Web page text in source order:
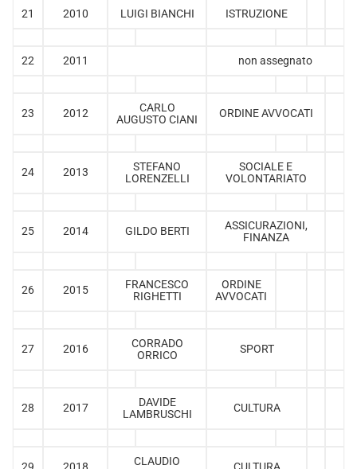
21 2010 LUIGI BIANCHI ISTRUZIONE
22 2011 non assegnato
23 2012
CARLO
AUGUSTO CIANI
ORDINE AVVOCATI
24 2013
STEFANO
LORENZELLI
SOCIALE E
VOLONTARIATO
25 2014 GILDO BERTI
ASSICURAZIONI,
FINANZA
26 2015
FRANCESCO
RIGHETTI
ORDINE
AVVOCATI
27 2016
CORRADO
ORRICO
SPORT
28 2017
DAVIDE
LAMBRUSCHI
CULTURA
CLAUDIO